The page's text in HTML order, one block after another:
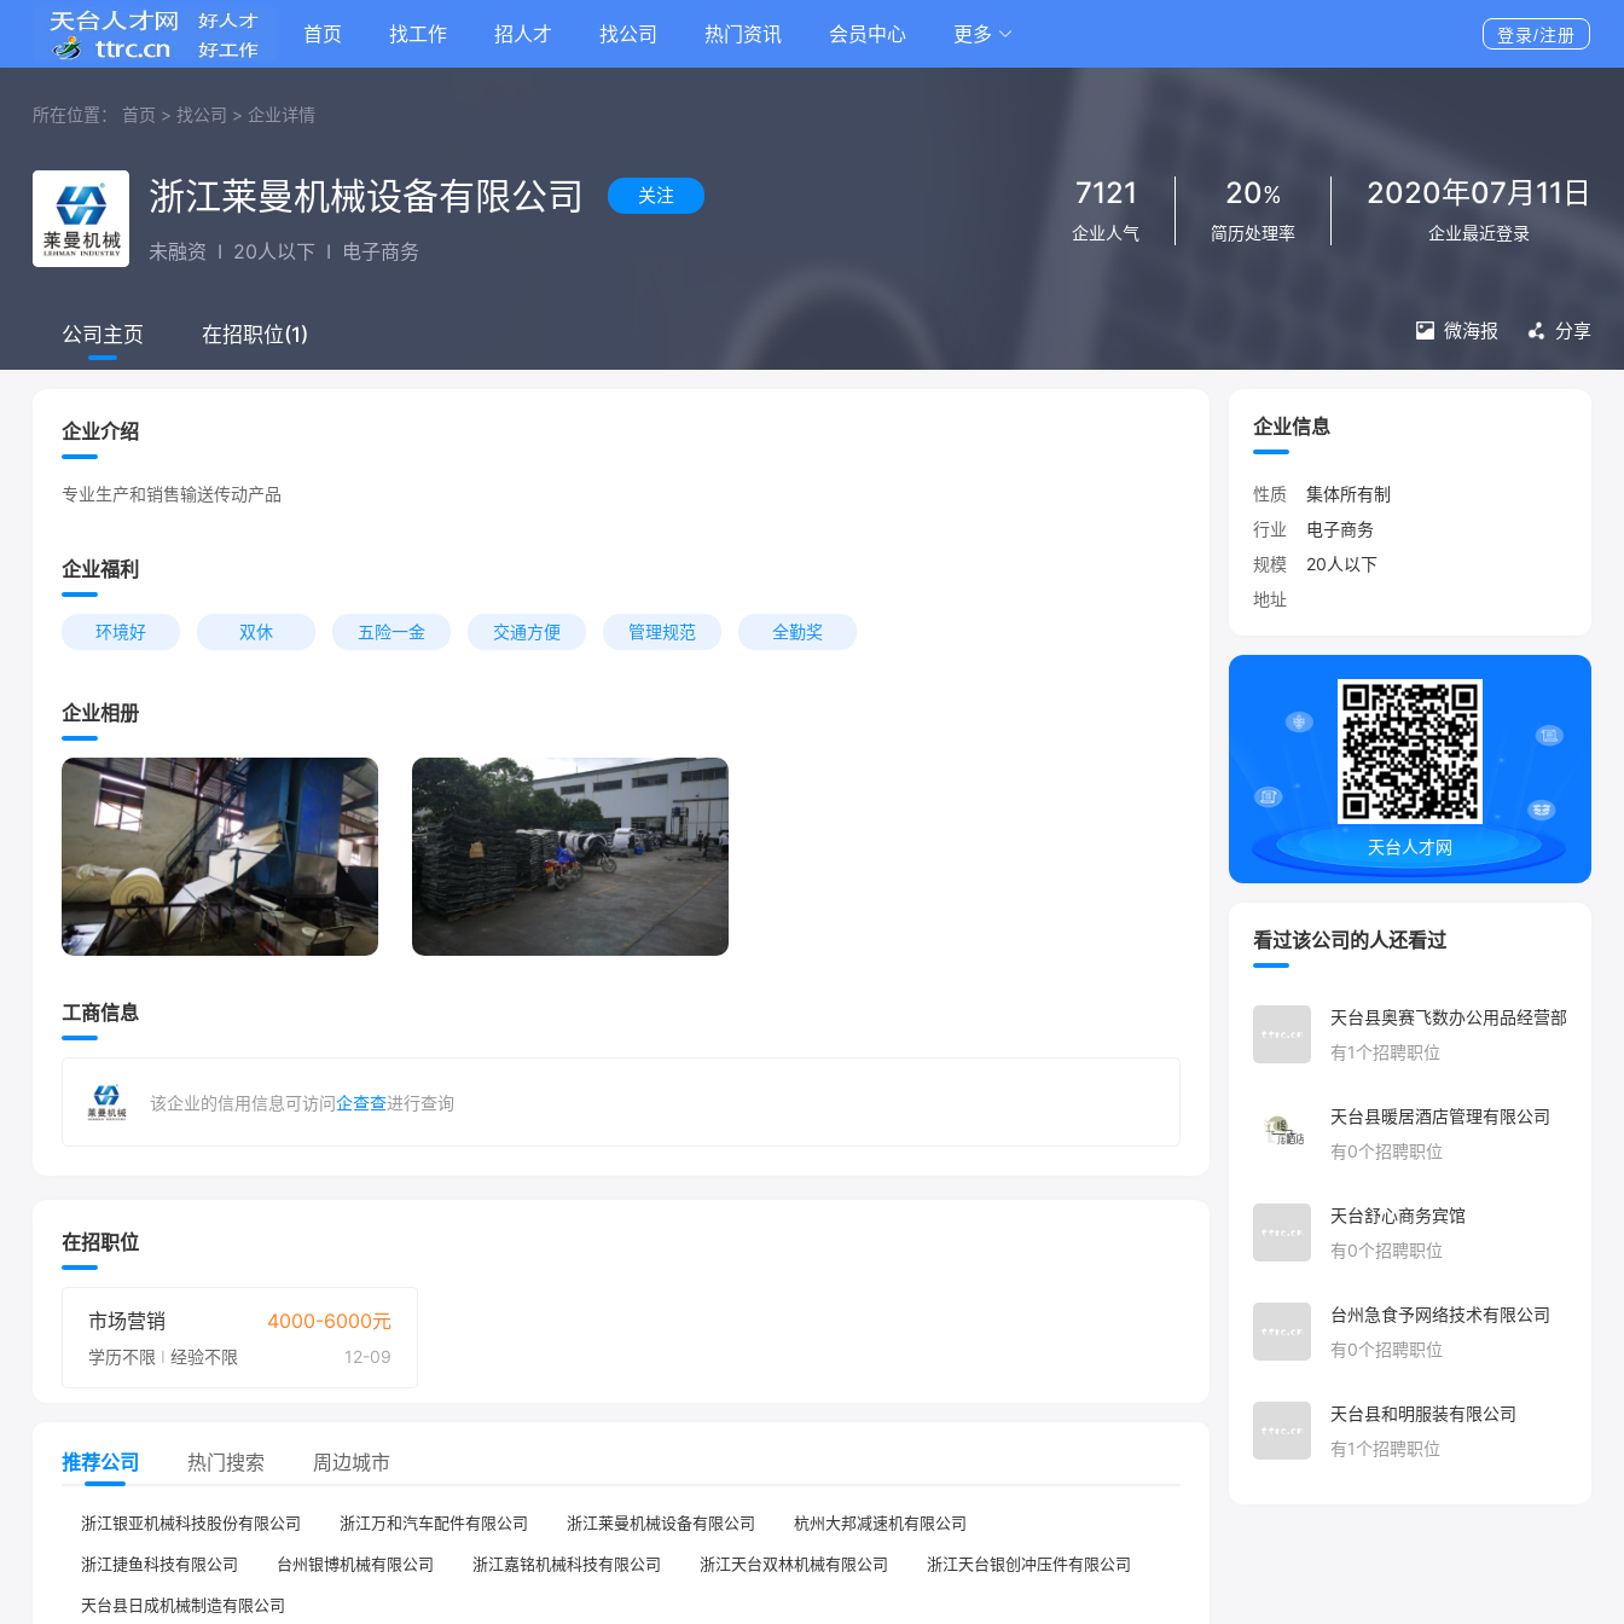
首页 找工作 招人才 找公司 热门资讯 会员中心 更多 登录/注册
所在位置： 首页 > 找公司 > 企业详情
浙江莱曼机械设备有限公司 关注
未融资 I 20人以下 I 电子商务
7121
企业人气
20%
简历处理率
2020年07月11日
企业最近登录
公司主页 在招职位(1) 微海报 分享
企业介绍
专业生产和销售输送传动产品
企业福利
环境好 双休 五险一金 交通方便 管理规范 全勤奖
企业相册
工商信息
该企业的信用信息可访问企查查进行查询
在招职位
市场营销 4000-6000元
学历不限 I 经验不限 12-09
推荐公司 热门搜索 周边城市
浙江银亚机械科技股份有限公司 浙江万和汽车配件有限公司 浙江莱曼机械设备有限公司 杭州大邦减速机有限公司
浙江捷鱼科技有限公司 台州银博机械有限公司 浙江嘉铭机械科技有限公司 浙江天台双林机械有限公司 浙江天台银创冲压件有限公司
天台县日成机械制造有限公司
企业信息
性质
集体所有制
行业
电子商务
规模
20人以下
地址
天台人才网
看过该公司的人还看过
天台县奥赛飞数办公用品经营部
有1个招聘职位
天台县暖居酒店管理有限公司
有0个招聘职位
天台舒心商务宾馆
有0个招聘职位
台州急食予网络技术有限公司
有0个招聘职位
天台县和明服装有限公司
有1个招聘职位